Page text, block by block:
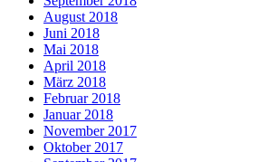
August 2018
Juni 2018
Mai 2018
April 2018
März 2018
Februar 2018
Januar 2018
November 2017
Oktober 2017